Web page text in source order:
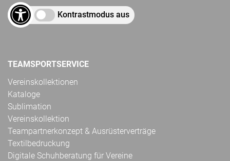
Kontrastmodus aus
TEAMSPORTSERVICE
Vereinskollektionen
Kataloge
Sublimation
Vereinskollektion
Teampartnerkonzept & Ausrüsterverträge
Textilbedruckung
Digitale Schuhberatung für Vereine